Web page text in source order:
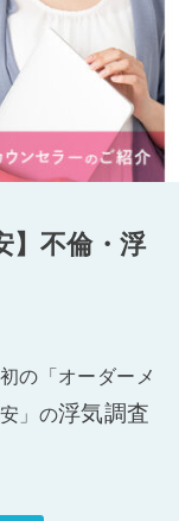
】不倫・浮
の「オーダーメ
」の浮気調査